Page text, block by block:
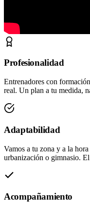
Profesionalidad
Entrenadores con
real. Un plan a tu medida,
Adaptabilidad
Vamos a tu zona y a la
urbanización o gimnasio.
Acompañamiento